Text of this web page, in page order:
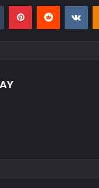
Tumblr PinterestReddit